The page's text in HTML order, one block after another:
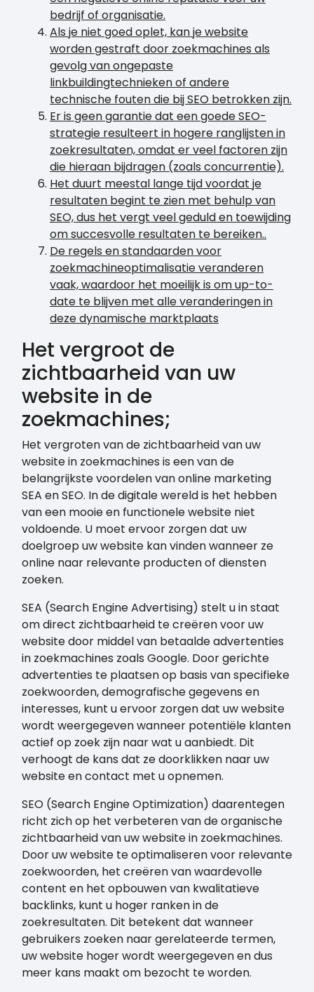
bedrijf of organisatie.
Als je niet goed oplet, kan je website
worden gestraft door zoekmachines als
gevolg van ongepaste
linkbuildingtechnieken of andere
technische fouten die bij SEO betrokken zijn.
Er is geen garantie dat een goede SEO-
strategie resulteert in hogere ranglijsten in
zoekresultaten, omdat er veel factoren zijn
die hieraan bijdragen (zoals concurrentie).
Het duurt meestal lange tijd voordat je
resultaten begint te zien met behulp van
SEO, dus het vergt veel geduld en toewijding
om succesvolle resultaten te bereiken..
De regels en standaarden voor
zoekmachineoptimalisatie veranderen
vaak, waardoor het moeilijk is om up-to-
date te blijven met alle veranderingen in
deze dynamische marktplaats
Het vergroot de
zichtbaarheid van uw
website in de
zoekmachines;
Het vergroten van de zichtbaarheid van uw
website in zoekmachines is een van de
belangrijkste voordelen van online marketing
SEA en SEO. In de digitale wereld is het hebben
van een mooie en functionele website niet
voldoende. U moet ervoor zorgen dat uw
doelgroep uw website kan vinden wanneer ze
online naar relevante producten of diensten
zoeken.
SEA (Search Engine Advertising) stelt u in staat
om direct zichtbaarheid te creëren voor uw
website door middel van betaalde advertenties
in zoekmachines zoals Google. Door gerichte
advertenties te plaatsen op basis van specifieke
zoekwoorden, demografische gegevens en
interesses, kunt u ervoor zorgen dat uw website
wordt weergegeven wanneer potentiële klanten
actief op zoek zijn naar wat u aanbiedt. Dit
verhoogt de kans dat ze doorklikken naar uw
website en contact met u opnemen.
SEO (Search Engine Optimization) daarentegen
richt zich op het verbeteren van de organische
zichtbaarheid van uw website in zoekmachines.
Door uw website te optimaliseren voor relevante
zoekwoorden, het creëren van waardevolle
content en het opbouwen van kwalitatieve
backlinks, kunt u hoger ranken in de
zoekresultaten. Dit betekent dat wanneer
gebruikers zoeken naar gerelateerde termen,
uw website hoger wordt weergegeven en dus
meer kans maakt om bezocht te worden.